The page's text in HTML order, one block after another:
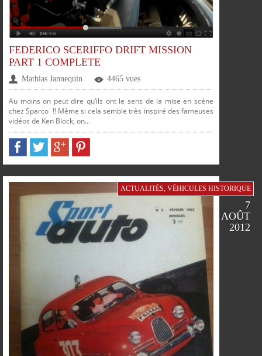
FACEBOOKTWITTERGOOGLEPINTEREST
SUR SUR SUR
FEDERICO SCERIFFO DRIFT MISSION
PART 1 COMPLETE
Mathias Jannequin 4465 vues
Au moins on peut dire qu‘ils ont le sens de la mise en scéne
chez Sparco !! Même si cela semble très inspiré des fameuses
vidéos de Ken Block, on...
ACTUALITÉS, VÉHICULES HISTORIQUE
7
AOÛT
2012